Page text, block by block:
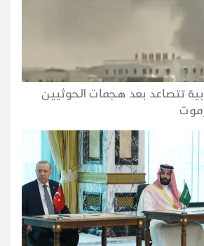
تتصاعد بعد هجمات الحوثيين